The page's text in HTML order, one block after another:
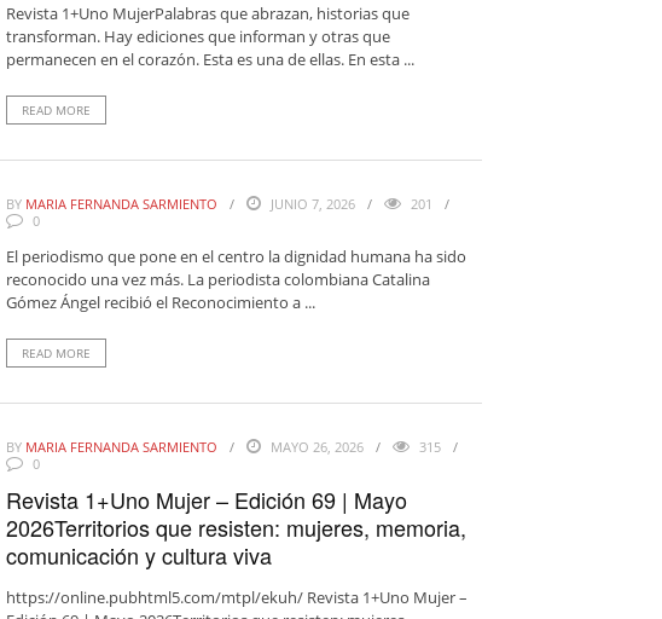
Revista 1+Uno MujerPalabras que abrazan, historias que
transforman. Hay ediciones que informan y otras que
permanecen en el corazón. Esta es una de ellas. En esta ...
READ MORE
BY MARIA FERNANDA SARMIENTO JUNIO 7, 2026
201
0
El periodismo que pone en el centro la dignidad humana ha sido
reconocido una vez más. La periodista colombiana Catalina
Gómez Ángel recibió el Reconocimiento a ...
READ MORE
BY MARIA FERNANDA SARMIENTO MAYO 26, 2026
315
0
Revista 1+Uno Mujer – Edición 69 | Mayo
2026Territorios que resisten: mujeres, memoria,
comunicación y cultura viva
https://online.pubhtml5.com/mtpl/ekuh/ Revista 1+Uno Mujer –